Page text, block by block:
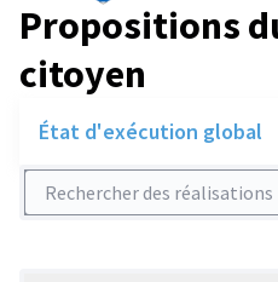
Propositions
citoyen
État d'exécution global
Rechercher des réalisations